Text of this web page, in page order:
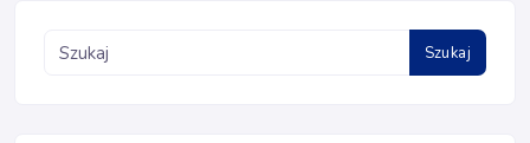
Szukaj